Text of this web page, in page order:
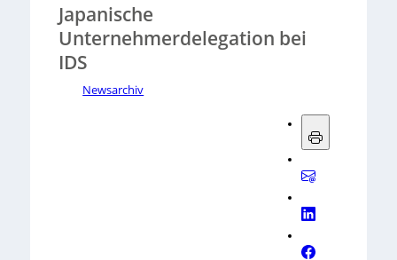
Japanische
Unternehmerdelegation bei
IDS
Newsarchiv